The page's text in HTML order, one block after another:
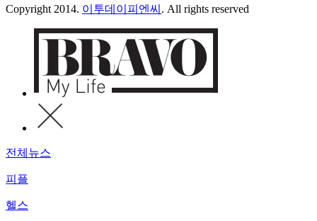
Copyright 2014. 이투데이피엔씨 . All rights reserved
전체뉴스
피플
헬스